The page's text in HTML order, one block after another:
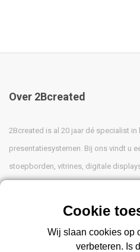
Over 2Bcreated
2Bcreated is al 20 jaar dé specialist in
presentatiesystemen. Bij ons vindt u
stoepborden, vitrines, digitale
033 475 8009
Wij slaan cookies op
verbeteren. Is